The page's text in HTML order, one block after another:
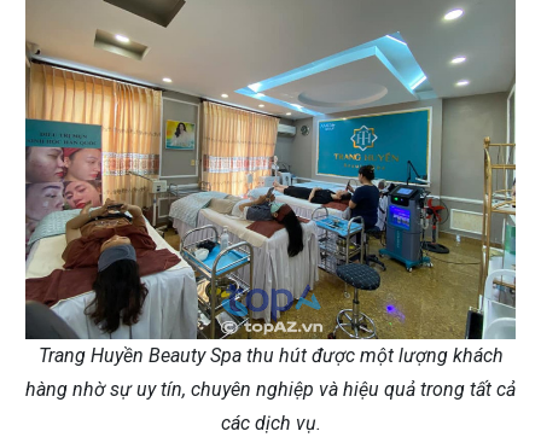
Trang Huyền Beauty Spa thu hút được một lượng khách
hàng nhờ sự uy tín, chuyên nghiệp và hiệu quả trong tất cả
các dịch vụ.